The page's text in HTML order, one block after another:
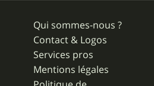
Qui sommes-nous ?
Contact & Logos
Services pros
Mentions légales